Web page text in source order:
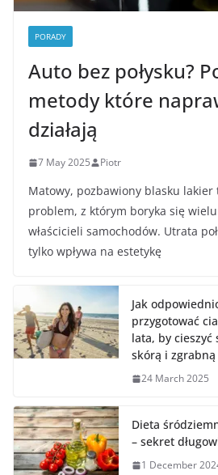
PORADY
Auto bez połysku?
metody które
działają
7 May 2025 Piotr
Matowy, pozbawiony blasku lakier
problem, z którym boryka się wielu
właścicieli samochodów. Utrata
tylko wpływa na estetykę
Jak
przygotować
lata, by cieszyć
skórą i
24 March 2025
Dieta
– sekret
1 December